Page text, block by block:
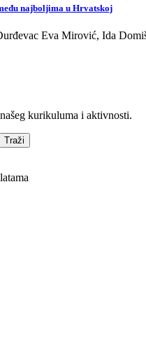
najboljima u Hrvatskoj
Eva Mirović, Ida
kurikuluma i aktivnosti.
Traži